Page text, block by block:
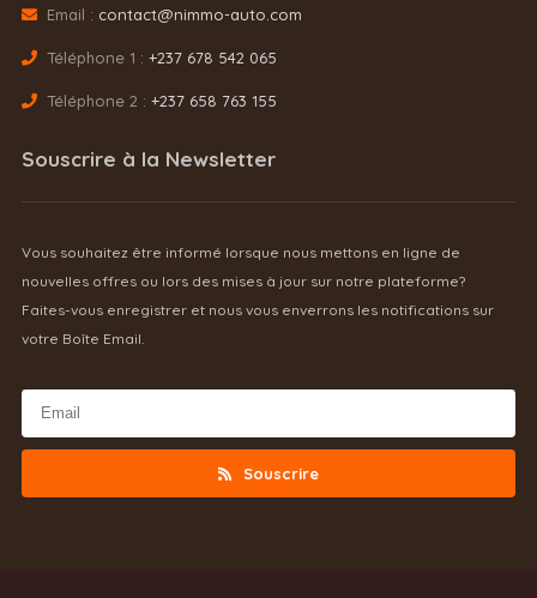
Email : contact@nimmo-auto.com
Téléphone 1 : +237 678 542 065
Téléphone 2 : +237 658 763 155
Souscrire à la Newsletter
Vous souhaitez être informé lorsque nous mettons en ligne de
nouvelles offres ou lors des mises à jour sur notre plateforme?
Faites-vous enregistrer et nous vous enverrons les notifications sur
votre Boîte Email.
Souscrire